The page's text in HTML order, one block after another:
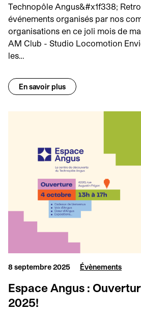
Technopôle Angus&#x1f338;
événements organisés par nos
organisations en ce joli mois de
AM Club - Studio Locomotion
les…
En savoir plus
8 septembre 2025 Évènements
Espace Angus :
2025!